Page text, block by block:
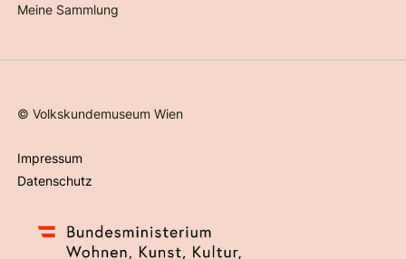
Meine Sammlung
©Volkskundemuseum Wien
Impressum
Datenschutz